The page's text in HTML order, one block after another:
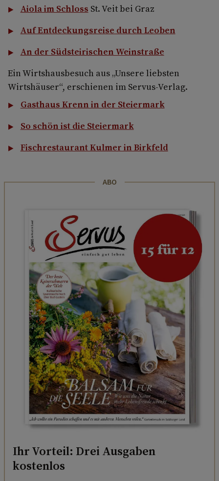
Aiola im Schloss St. Veit bei Graz
Auf Entdeckungsreise durch Leoben
An der Südsteirischen Weinstraße
Ein Wirtshausbesuch aus „Unsere liebsten
Wirtshäuser“, erschienen im Servus-Verlag.
Gasthaus Krenn in der Steiermark
So schön ist die Steiermark
Fischrestaurant Kulmer in Birkfeld
ABO
Ihr Vorteil: Drei Ausgaben
kostenlos